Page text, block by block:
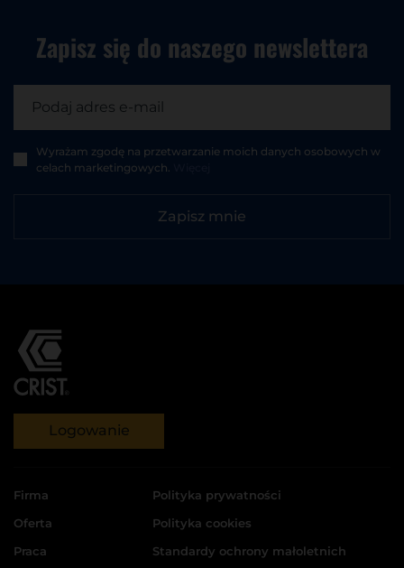
Zapisz się do naszego newslettera
Wyrażam zgodę na przetwarzanie moich danych osobowych w
celach marketingowych.
Zapisz mnie
Logowanie
Firma
Oferta
Praca
Polityka prywatności
Polityka cookies
Standardy ochrony małoletnich